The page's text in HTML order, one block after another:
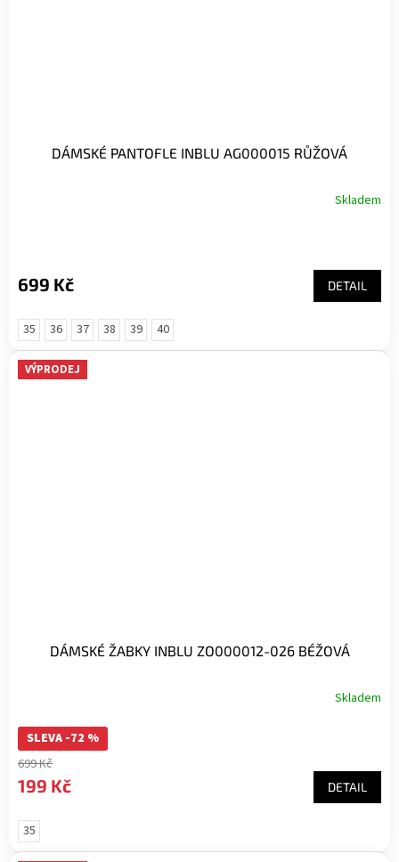
DÁMSKÉ PANTOFLE INBLU AG000015 RŮŽOVÁ
Skladem
699 Kč DETAIL
35 36 37 38 39 40
VÝPRODEJ
DÁMSKÉ ŽABKY INBLU ZO000012-026 BÉŽOVÁ
Skladem
SLEVA -72 %
699 Kč
199 Kč DETAIL
35